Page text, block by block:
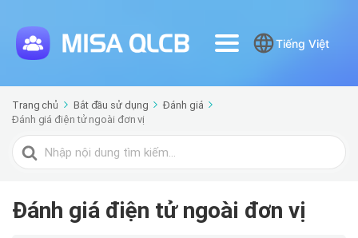
Tiếng Việt
Trang chủ Bắt đầu sử dụng
Đánh giá
Đánh giá điện tử ngoài đơn vị
Tìm
kiếm
Đánh giá điện tử ngoài đơn vị